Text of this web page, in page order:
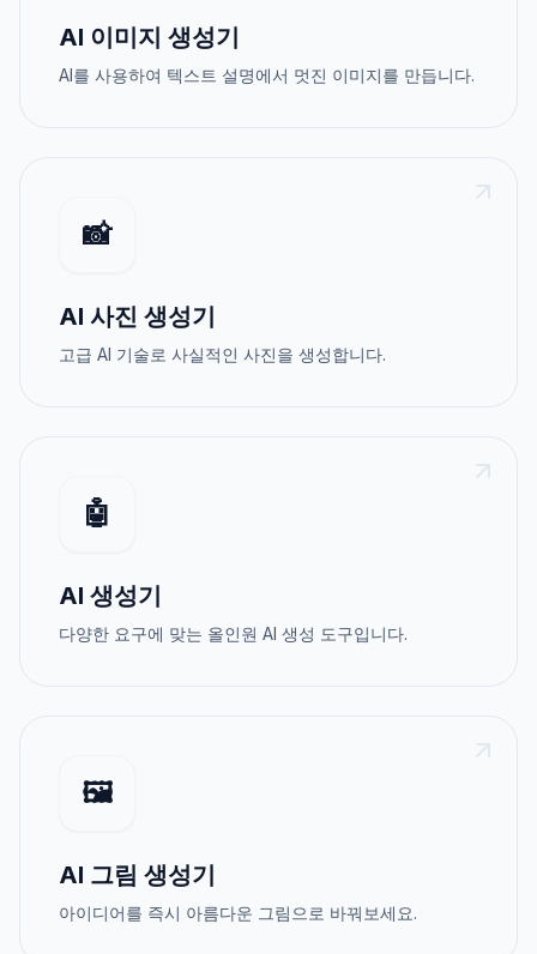
AI 이미지 생성기
AI를 사용하여 텍스트 설명에서 멋진 이미지를 만듭니다.
📸
AI 사진 생성기
고급 AI 기술로 사실적인 사진을 생성합니다.
🤖
AI 생성기
다양한 요구에 맞는 올인원 AI 생성 도구입니다.
🖼️
AI 그림 생성기
아이디어를 즉시 아름다운 그림으로 바꿔보세요.